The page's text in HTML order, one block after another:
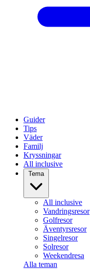
Guider
Tips
Väder
Familj
Kryssningar
All inclusive
Tema
All inclusive
Vandringsresor
Golfresor
Äventyrsresor
Singelresor
Solresor
Weekendresa
Alla teman